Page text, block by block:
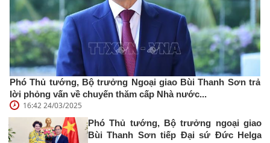
Phó Thủ tướng, Bộ trưởng Ngoại giao Bùi Thanh Sơn trả
lời phỏng vấn về chuyến thăm cấp Nhà nước...
16:42 24/03/2025
Phó Thủ tướng, Bộ trưởng ngoại giao
Bùi Thanh Sơn tiếp Đại sứ Đức Helga